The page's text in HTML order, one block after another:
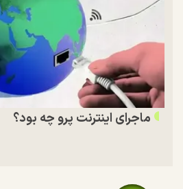
ماجرای اینترنت پرو چه بود؟